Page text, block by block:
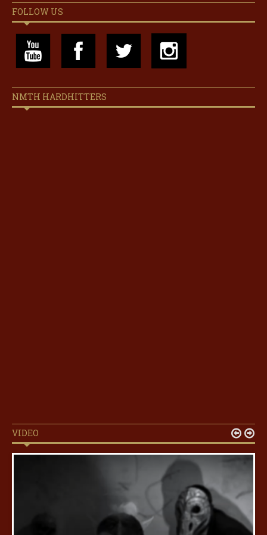
FOLLOW US
NMTH HARDHITTERS
VIDEO  